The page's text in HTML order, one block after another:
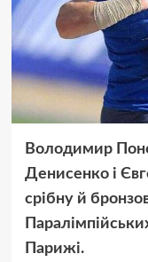
Володимир
Денисенко і
срібну й
Парижі.